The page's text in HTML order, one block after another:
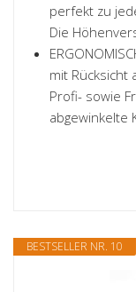
perfekt zu
Die
mit Rücksicht
Profi- sowie
abgewinkelte
BESTSELLER NR. 10